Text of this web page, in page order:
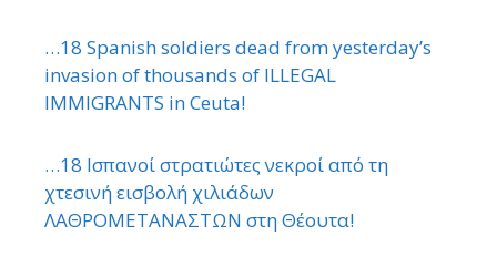
…18 Spanish soldiers dead from yesterday’s
invasion of thousands of ILLEGAL
IMMIGRANTS in Ceuta!
…18 Ισπανοί στρατιώτες νεκροί από τη
χτεσινή εισβολή χιλιάδων
ΛΑΘΡΟΜΕΤΑΝΑΣΤΩΝ στη Θέουτα!